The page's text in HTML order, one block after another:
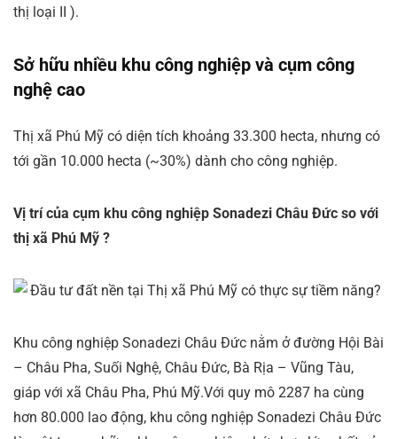
thị loại II ).
Sở hữu nhiều khu công nghiệp và cụm công
nghệ cao
Thị xã Phú Mỹ có diện tích khoảng 33.300 hecta, nhưng có
tới gần 10.000 hecta (~30%) dành cho công nghiệp.
Vị trí của cụm khu công nghiệp Sonadezi Châu Đức so với
thị xã Phú Mỹ ?
Khu công nghiệp Sonadezi Châu Đức nằm ở đường Hội Bài
– Châu Pha, Suối Nghệ, Châu Đức, Bà Rịa – Vũng Tàu,
giáp với xã Châu Pha, Phú Mỹ.Với quy mô 2287 ha cùng
hơn 80.000 lao động, khu công nghiệp Sonadezi Châu Đức